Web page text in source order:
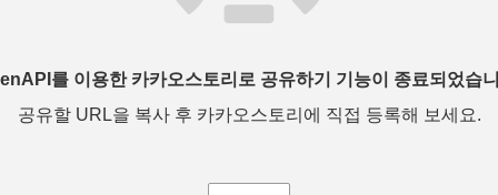
를 이용한 카카오스토리로 공유하기 기능이 종료되었습
공유할 URL을 복사 후 카카오스토리에 직접 등록해 보세요.